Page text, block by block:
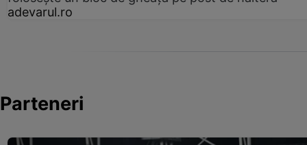
adevarul.ro
Parteneri